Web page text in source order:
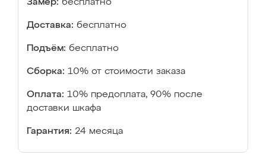
Замер: бесплатно
Доставка: бесплатно
Подъём: бесплатно
Сборка: 10% от стоимости заказа
Оплата: 10% предоплата, 90% после
доставки шкафа
Гарантия: 24 месяца